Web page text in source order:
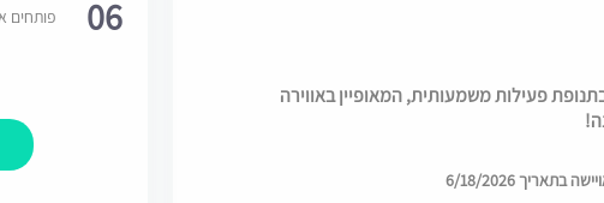
פעילות משמעותית, המאופיין באווירה
בתאריך 6/18/2026
06 פותחים